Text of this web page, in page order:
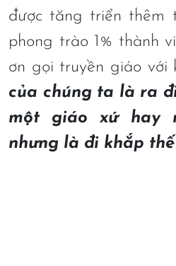
được tăng triển thêm
phong trào 1% thành
ơn gọi truyền giáo với
của chúng ta là ra
một giáo xứ hay
nhưng là đi khắp thế